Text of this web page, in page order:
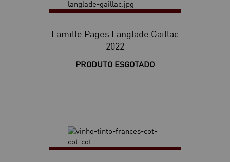
Famille Pages Langlade Gaillac
2022
PRODUTO ESGOTADO